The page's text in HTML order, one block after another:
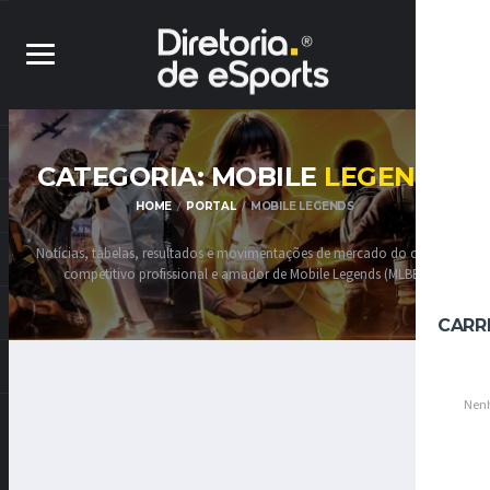
CATEGORIA: MOBILE LEGENDS
HOME PORTAL MOBILE LEGENDS
Notícias, tabelas, resultados e movimentações de mercado do cenário
competitivo profissional e amador de Mobile Legends (MLBB).